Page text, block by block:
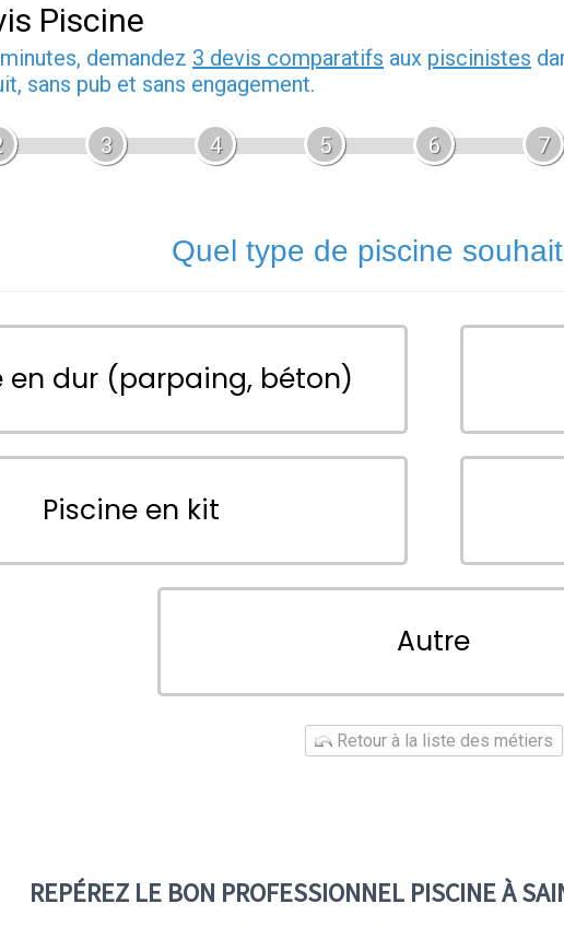
Piscine
demandez 3 devis comparatifs aux piscinistes
sans pub et sans engagement.
3 4 5 6 7
Quel type de piscine
en dur (parpaing, béton)
Piscine en kit
Autre
Retour à la liste des métiers
REPÉREZ LE BON PROFESSIONNEL PISCINE À